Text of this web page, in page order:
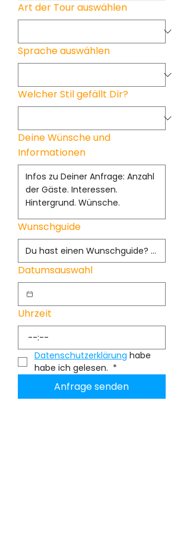
Art der Tour auswählen
Sprache auswählen
Welcher Stil gefällt Dir?
Deine Wünsche und
Informationen
Wunschguide
Datumsauswahl
Uhrzeit
:
Datenschutzerklärung habe
habe ich gelesen. *
Anfrage senden